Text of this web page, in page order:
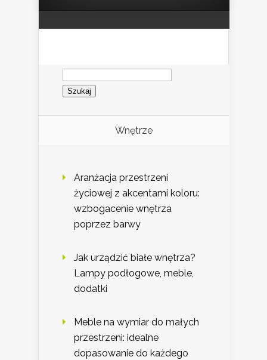
Szukaj:
Wnętrze
Aranżacja przestrzeni
życiowej z akcentami koloru:
wzbogacenie wnętrza
poprzez barwy
Jak urządzić białe wnętrza?
Lampy podłogowe, meble,
dodatki
Meble na wymiar do małych
przestrzeni: idealne
dopasowanie do każdego